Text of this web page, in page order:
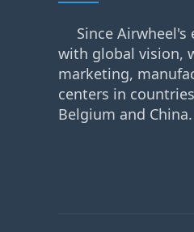
Since
with global vision,
marketing,
centers in
Belgium and China.